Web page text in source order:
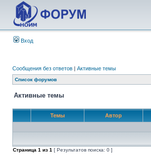
Вход
Сообщения без ответов | Активные темы
Список форумов
Активные темы
Темы Автор
Страница 1 из 1 [ Результатов поиска: 0 ]